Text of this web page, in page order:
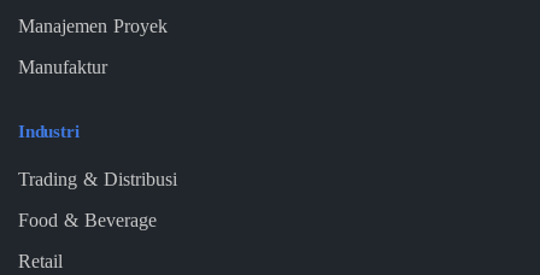
Manajemen Proyek
Manufaktur
Industri
Trading & Distribusi
Food & Beverage
Retail